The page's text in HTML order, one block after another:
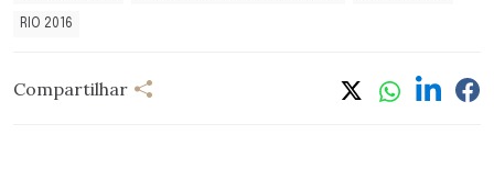
RIO 2016
Compartilhar